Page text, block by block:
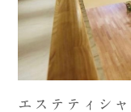
エステティシ